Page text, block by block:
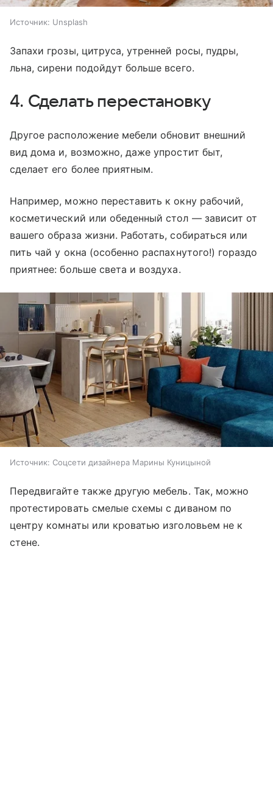
Источник: Unsplash
Запахи грозы, цитруса, утренней росы, пудры,
льна, сирени подойдут больше всего.
4. Сделать перестановку
Другое расположение мебели обновит внешний
вид дома и, возможно, даже упростит быт,
сделает его более приятным.
Например, можно переставить к окну рабочий,
косметический или обеденный стол — зависит от
вашего образа жизни. Работать, собираться или
пить чай у окна (особенно распахнутого!) гораздо
приятнее: больше света и воздуха.
Источник: Соцсети дизайнера Марины Куницыной
Передвигайте также другую мебель. Так, можно
протестировать смелые схемы с диваном по
центру комнаты или кроватью изголовьем не к
стене.